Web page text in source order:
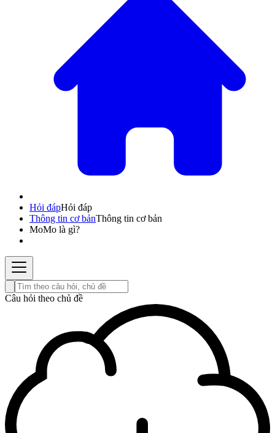
Hỏi đápHỏi đáp
Thông tin cơ bảnThông tin cơ bản
MoMo là gì?
Câu hỏi theo chủ đề